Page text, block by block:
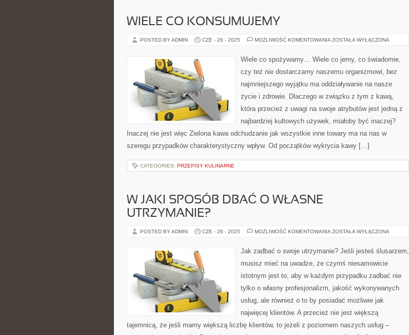
WIELE CO KONSUMUJEMY…
POSTED BY ADMIN CZE - 26 - 2025 MOŻLIWOŚĆ KOMENTOWANIA WIELE
ZOSTAŁA WYŁĄCZONA
Wiele co spożywamy… Wiele co jemy, co świadomie,
czy też nie dostarczamy naszemu organizmowi, bez
najmniejszego wyjątku ma oddziaływanie na nasze
życie i zdrowie. Dlaczego w związku z tym z kawą,
która przecież z uwagi na swoje atrybutów jest jedną z
najbardziej kultowych używek, miałoby być inaczej?
Inaczej nie jest więc Zielona kawa odchudzanie jak wszystkie inne towary ma na nas w
szeregu przypadków charakterystyczny wpływ. Od początków wykrycia kawy […]
CATEGORIES: PRZEPISY KULINARNE
W JAKI SPOSÓB DBAĆ O WŁASNE
UTRZYMANIE?
POSTED BY ADMIN CZE - 26 - 2025 MOŻLIWOŚĆ KOMENTOWANIA W
DBAĆ
O
UTRZYMANIE?
ZOSTAŁA WYŁĄCZONA
Jak zadbać o swoje utrzymanie? Jeśli jesteś ślusarzem,
musisz mieć na uwadze, że czymś niesamowicie
istotnym jest to, aby w każdym przypadku zadbać nie
tylko o własny profesjonalizm, jakość wykonywanych
usług, ale również o to by posiadać możliwie jak
najwięcej klientów. A przecież nie jest większą
tajemnicą, że jeśli mamy większą liczbę klientów, to jeżeli z poziomem naszych usług –